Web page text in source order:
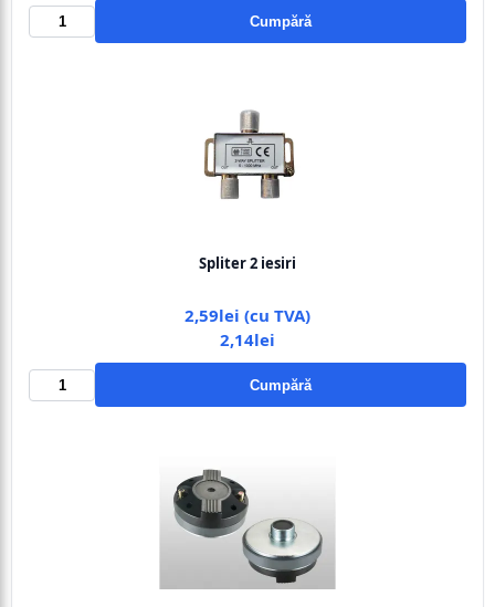
Cumpără
Spliter 2 iesiri
2,59lei (cu TVA)
2,14lei
Cumpără